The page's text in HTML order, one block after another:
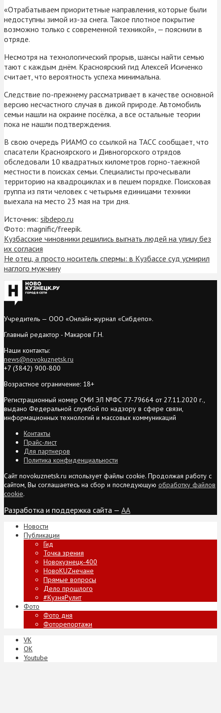
«Отрабатываем приоритетные направления, которые были
недоступны зимой из-за снега. Такое плотное покрытие
возможно только с современной техникой», — пояснили в
отряде.
Несмотря на технологический прорыв, шансы найти семью
тают с каждым днём. Красноярский гид Алексей Исиченко
считает, что вероятность успеха минимальна.
Следствие по-прежнему рассматривает в качестве основной
версию несчастного случая в дикой природе. Автомобиль
семьи нашли на окраине посёлка, а все остальные теории
пока не нашли подтверждения.
В свою очередь РИАМО со ссылкой на ТАСС сообщает, что
спасатели Красноярского и Дивногорского отрядов
обследовали 10 квадратных километров горно-таежной
местности в поисках семьи. Специалисты прочесывали
территорию на квадроциклах и в пешем порядке. Поисковая
группа из пяти человек с четырьмя единицами техники
выехала на место 23 мая на три дня.
Источник: sibdepo.ru
Фото: magnific/freepik.
Кузбасские чиновники решились выгнать людей на улицу без
их согласия
Не отец, а просто носитель спермы: в Кузбассе суд усмирил
наглого мужчину
Учредитель — ООО «Онлайн-журнал «Сибдепо».
Главный редактор - Макаров Г.Н.
Наши контакты:
news@novokuznetsk.ru
+7 (3842) 900-800
Возрастное ограничение: 18+
Регистрационный номер СМИ ЭЛ №ФС 77-79664 от 27.11.2020 г.,
выдано Федеральной службой по надзору в сфере связи,
информационных технологий и массовых коммуникаций
Контакты
Прайс-лист
Для партнеров
Политика конфиденциальности
Сайт novokuznetsk.ru использует файлы cookie. Продолжая работу с
сайтом, Вы соглашаетесь на сбор и последующую обработку файлов
cookie.
Разработка и поддержка сайта — AA
Новости
Публикации
Гид
Точка зрения
Новокузнецк-400
НовоKUZнечане
Прямые вопросы
Дело прошлого
#КузняРулит
Фото
Фото дня
Фоторепортажи
VK
ОК
Youtube